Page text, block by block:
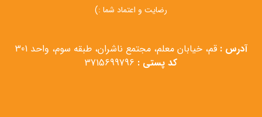
رضایت و اعتماد شما :)
آدرس : قم، خیابان معلم، مجتمع ناشران، طبقه سوم، واحد 301
کد پستی :